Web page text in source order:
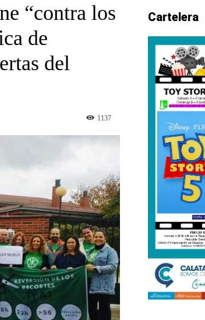
“contra los
de
del
1137
Cartelera